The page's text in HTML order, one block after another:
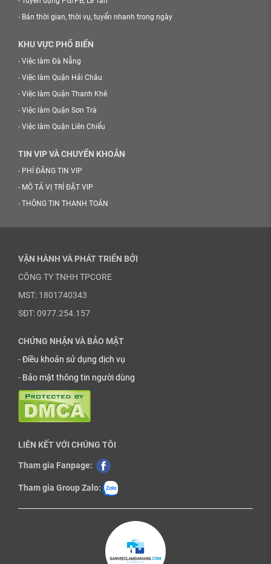
- Bán thời gian, thời vụ, tuyển nhanh trong ngày
KHU VỰC PHỔ BIẾN
- Việc làm Đà Nẵng
- Việc làm Quận Hải Châu
- Việc làm Quận Thanh Khê
- Việc làm Quận Sơn Trà
- Việc làm Quận Liên Chiểu
TIN VIP VÀ CHUYỂN KHOẢN
- PHÍ ĐĂNG TIN VIP
- MÔ TẢ VỊ TRÍ ĐẶT VIP
- THÔNG TIN THANH TOÁN
VẬN HÀNH VÀ PHÁT TRIỂN BỞI
CÔNG TY TNHH TPCORE
MST: 1801740343
SĐT: 0977.254.157
CHỨNG NHẬN VÀ BẢO MẬT
-Điều khoản sử dụng dịch vụ
- Bảo mật thông tin người dùng
LIÊN KẾT VỚI CHÚNG TÔI
Tham gia Fanpage:
Tham gia Group Zalo: